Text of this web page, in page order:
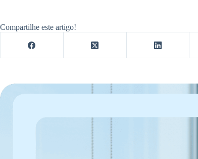
Compartilhe este artigo!